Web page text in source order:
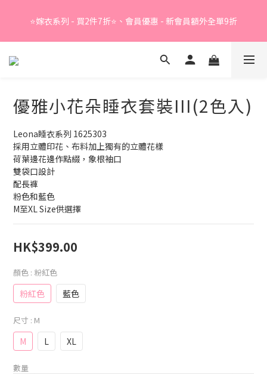
⭐嫁衣系列 - 買2件7折⭐、會員優惠 - 新會員額外全單9折
Summer Sale - 精選睡衣買2件折❤️
優雅小花朵睡衣套裝III(2色入)
Leona睡衣系列 1625303
採用立體印花、布料加上獨有的立體花樣
荷葉邊花邊作點綴，象根袖口
雙袋口設計
配長褲
粉色和藍色
M至XL Size供選擇
HK$399.00
顏色 : 粉紅色
粉紅色 藍色
尺寸 : M
M L XL
數量